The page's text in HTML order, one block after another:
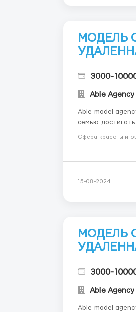
МОДЕЛЬ
3000-
Able Agency
Able model
семью достигать новых вершин
Сфера красоты и
15-08-2024
МОДЕЛЬ
3000-
Able Agency
Able model